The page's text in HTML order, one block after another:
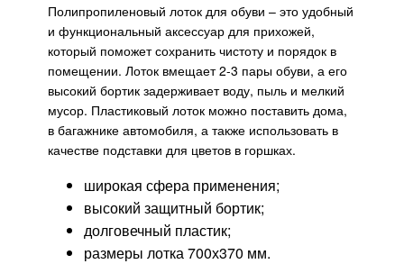
Полипропиленовый лоток для обуви – это удобный
и функциональный аксессуар для прихожей,
который поможет сохранить чистоту и порядок в
помещении. Лоток вмещает 2-3 пары обуви, а его
высокий бортик задерживает воду, пыль и мелкий
мусор. Пластиковый лоток можно поставить дома,
в багажнике автомобиля, а также использовать в
качестве подставки для цветов в горшках.
широкая сфера применения;
высокий защитный бортик;
долговечный пластик;
размеры лотка 700х370 мм.